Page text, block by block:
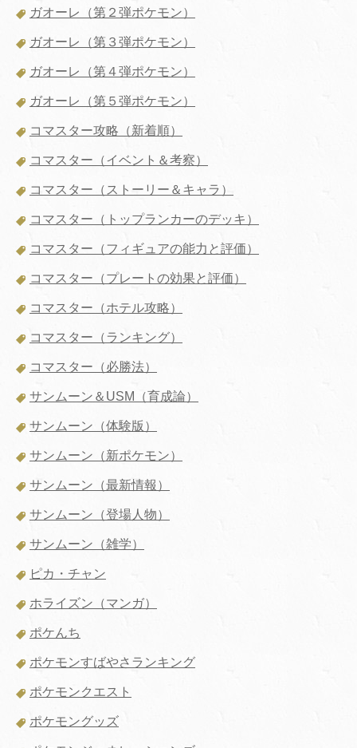
ガオーレ（第２弾ポケモン）
ガオーレ（第３弾ポケモン）
ガオーレ（第４弾ポケモン）
ガオーレ（第５弾ポケモン）
コマスター攻略（新着順）
コマスター（イベント＆考察）
コマスター（ストーリー＆キャラ）
コマスター（トップランカーのデッキ）
コマスター（フィギュアの能力と評価）
コマスター（プレートの効果と評価）
コマスター（ホテル攻略）
コマスター（ランキング）
コマスター（必勝法）
サンムーン＆USM（育成論）
サンムーン（体験版）
サンムーン（新ポケモン）
サンムーン（最新情報）
サンムーン（登場人物）
サンムーン（雑学）
ピカ・チャン
ホライズン（マンガ）
ポケんち
ポケモンすばやさランキング
ポケモンクエスト
ポケモングッズ